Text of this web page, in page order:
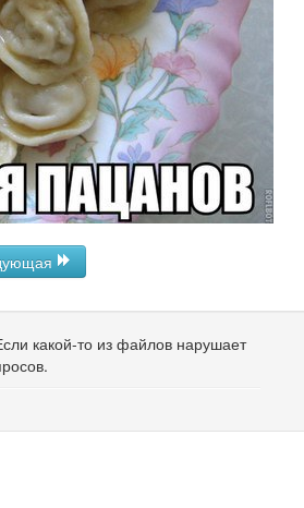
какой-то из файлов нарушает